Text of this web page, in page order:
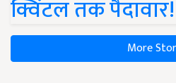
क्विंटल तक पैदावार!
More